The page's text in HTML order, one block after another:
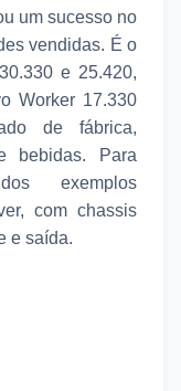
um sucesso no
vendidas. É o
e 25.420,
Worker 17.330
de fábrica,
bebidas. Para
exemplos
com chassis
e saída.